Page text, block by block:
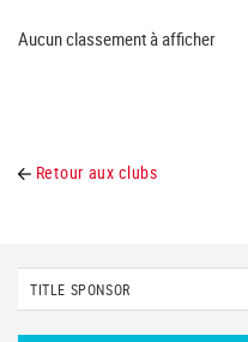
Aucun classement à afficher
Retour aux clubs
TITLE SPONSOR